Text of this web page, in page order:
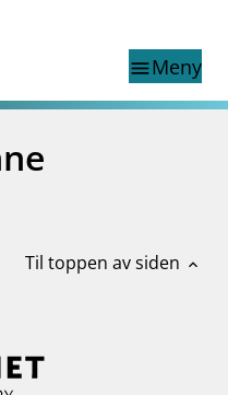
menuMeny
this page in
Til toppen av siden expand_less